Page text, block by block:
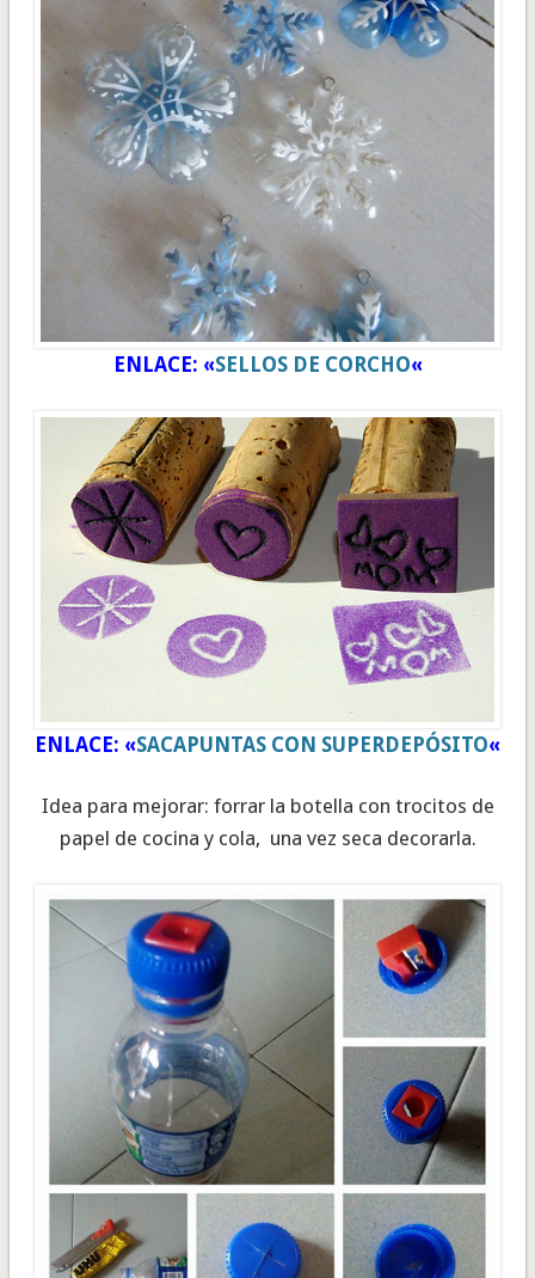
ENLACE: «SELLOS DE CORCHO«
ENLACE: «SACAPUNTAS CON SUPERDEPÓSITO«
Idea para mejorar: forrar la botella con trocitos de
papel de cocina y cola, una vez seca decorarla.